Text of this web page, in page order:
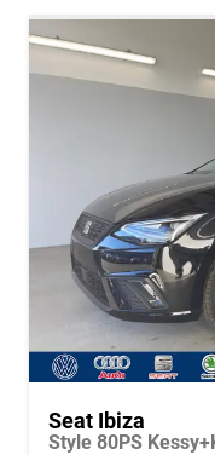
Seat Ibiza